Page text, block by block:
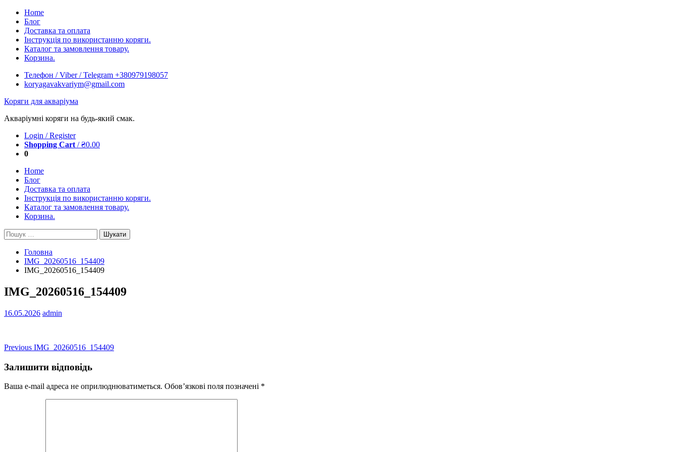
Skip
content
Home
Блог
Доставка та оплата
Інструкція по використанню коряги.
Каталог та замовлення товару.
Корзина.
Телефон / Viber / Telegram +380979198057
koryagavakvariym@gmail.com
Коряги для акваріума
Акваріумні коряги на будь-який смак.
Login / Register
Shopping Cart /₴0.00
0
Home
Блог
Доставка та оплата
Інструкція по використанню коряги.
Каталог та замовлення товару.
Корзина.
Пошук:
Головна
IMG_20260516_154409
IMG_20260516_154409
IMG_20260516_154409
16.05.2026 admin
Навігація
записів
Previous Previous
IMG_20260516_154409
Залишити відповідь
Ваша e-mail адреса не оприлюднюватиметься. Обов’язкові поля позначені *